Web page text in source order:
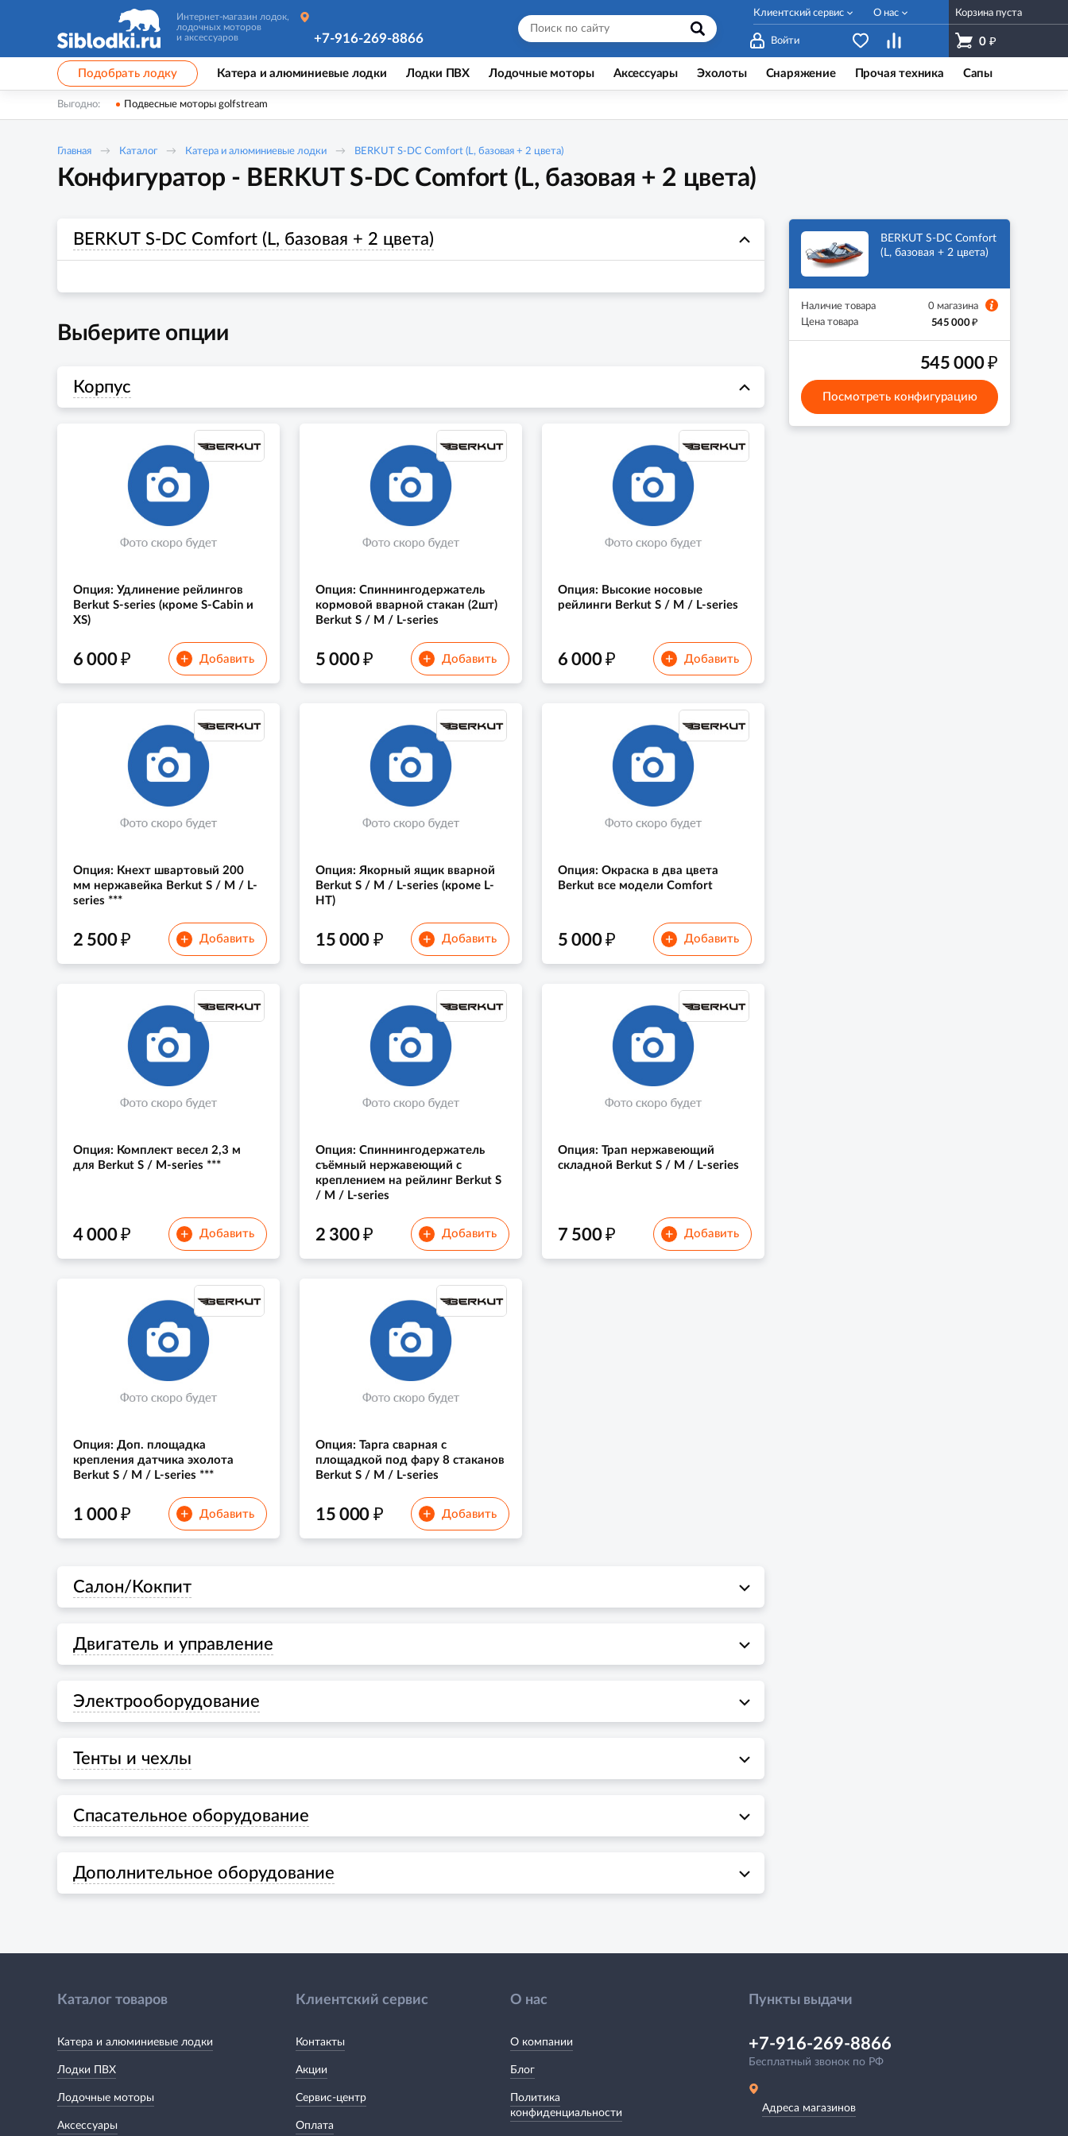
Интернет-магазин лодок,
лодочных моторов
и аксессуаров
Войти
Корзина пуста
0 ₽
+7-916-269-8866
Клиентский сервис О нас
Подобрать лодку Катера и алюминиевые лодки Лодки ПВХ Лодочные моторы Аксессуары Эхолоты Снаряжение Прочая техника Сапы
Выгодно: Подвесные моторы golfstream
Главная Каталог Катера и алюминиевые лодки BERKUT S-DC Comfort (L, базовая + 2 цвета)
Конфигуратор - BERKUT S-DC Comfort (L, базовая + 2 цвета)
BERKUT S-DC Comfort (L, базовая + 2 цвета)
Выберите опции
Корпус
Опция: Удлинение рейлингов
Berkut S-series (кроме S-Cabin и
XS)
6 000₽ + Добавить
Опция: Спиннингодержатель
кормовой вварной стакан (2шт)
Berkut S / M / L-series
5 000₽ + Добавить
Опция: Высокие носовые
рейлинги Berkut S / M / L-series
6 000₽ + Добавить
Опция: Кнехт швартовый 200
мм нержавейка Berkut S / M / L-
series ***
2 500₽ + Добавить
Опция: Якорный ящик вварной
Berkut S / M / L-series (кроме L-
HT)
15 000 ₽ + Добавить
Опция: Окраска в два цвета
Berkut все модели Comfort
5 000₽ + Добавить
Опция: Комплект весел 2,3 м
для Berkut S / M-series ***
4 000₽ + Добавить
Опция: Спиннингодержатель
съёмный нержавеющий с
креплением на рейлинг Berkut S
/ M / L-series
2 300₽ + Добавить
Опция: Трап нержавеющий
складной Berkut S / M / L-series
7 500₽ + Добавить
Опция: Доп. площадка
крепления датчика эхолота
Berkut S / M / L-series ***
1 000₽ + Добавить
Опция: Тарга сварная с
площадкой под фару 8 стаканов
Berkut S / M / L-series
15 000 ₽ + Добавить
Салон/Кокпит
Двигатель и управление
Электрооборудование
Тенты и чехлы
Спасательное оборудование
Дополнительное оборудование
BERKUT S-DC Comfort
(L, базовая + 2 цвета)
Наличие товара
0 магазина
Цена товара
545 000₽
545 000₽
Посмотреть конфигурацию
Каталог товаров
Катера и алюминиевые лодки
Лодки ПВХ
Лодочные моторы
Аксессуары
Клиентский сервис
Контакты
Акции
Сервис-центр
Оплата
О нас
О компании
Блог
Политика
конфиденциальности
Пункты выдачи
+7-916-269-8866
Бесплатный звонок по РФ
Адреса магазинов